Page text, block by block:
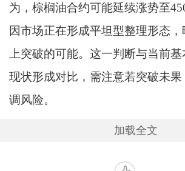
为，棕榈油合约可能延续涨势至
因市场正在形成平坦型整理形态
上突破的可能。这一判断与当前
现状形成对比，需注意若突破未
调风险。
加载全文